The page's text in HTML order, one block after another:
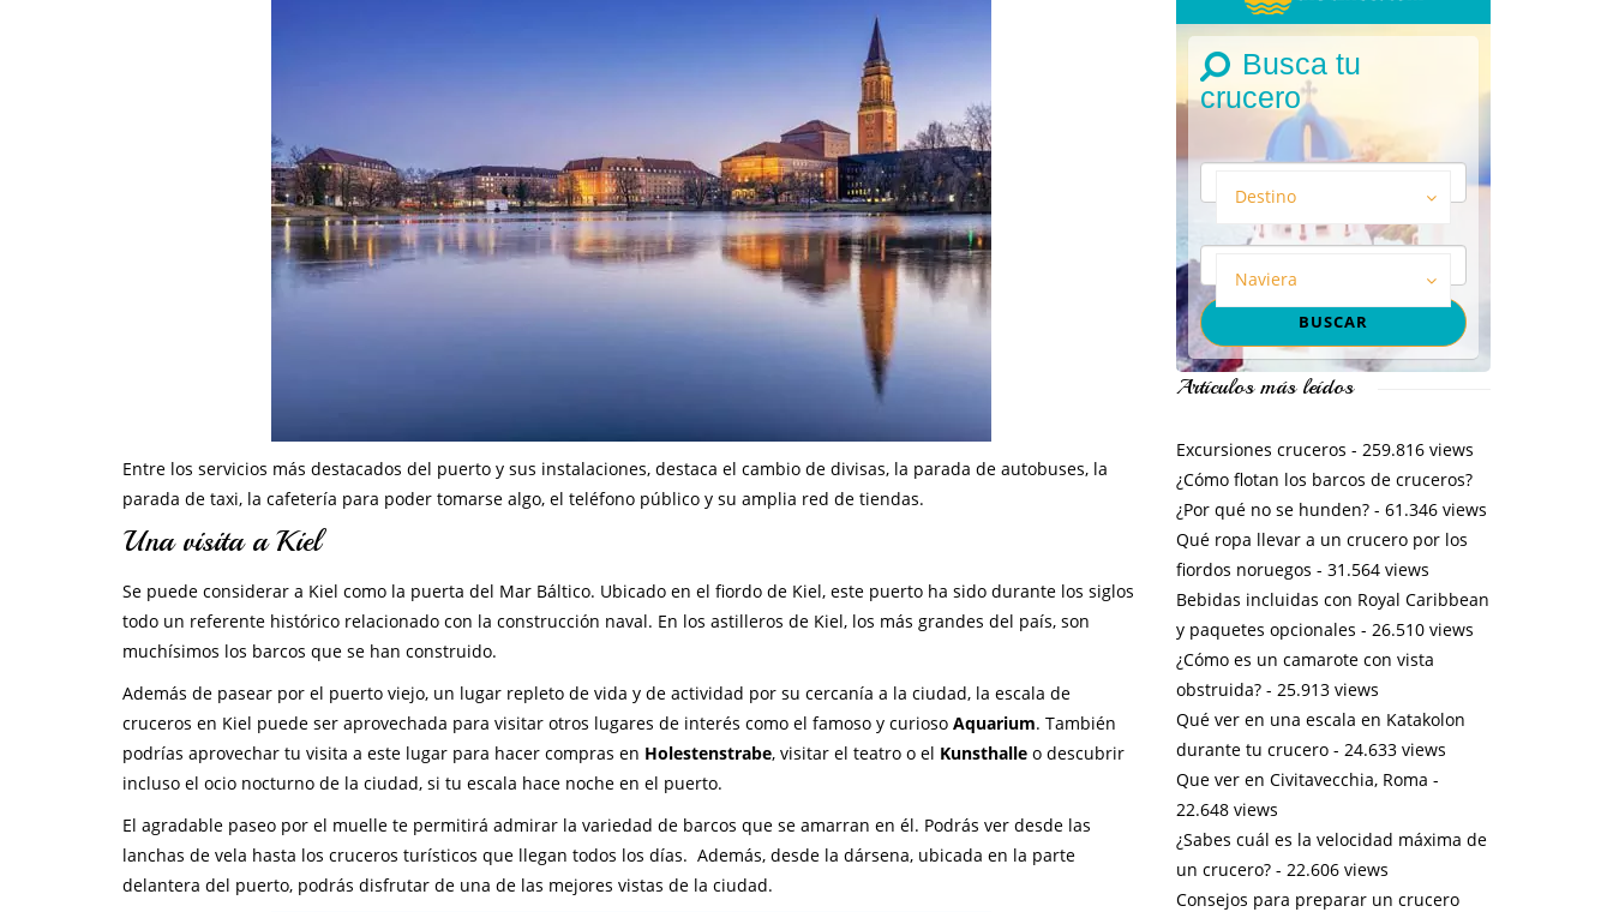
Entre los servicios más destacados del puerto y sus instalaciones, destaca el cambio de divisas, la parada de autobuses, la
parada de taxi, la cafetería para poder tomarse algo, el teléfono público y su amplia red de tiendas.
Una visita a Kiel
Se puede considerar a Kiel como la puerta del Mar Báltico. Ubicado en el fiordo de Kiel, este puerto ha sido durante los siglos
todo un referente histórico relacionado con la construcción naval. En los astilleros de Kiel, los más grandes del país, son
muchísimos los barcos que se han construido.
Además de pasear por el puerto viejo, un lugar repleto de vida y de actividad por su cercanía a la ciudad, la escala de
cruceros en Kiel puede ser aprovechada para visitar otros lugares de interés como el famoso y curioso Aquarium. También
podrías aprovechar tu visita a este lugar para hacer compras en Holestenstrabe, visitar el teatro o el Kunsthalle o descubrir
incluso el ocio nocturno de la ciudad, si tu escala hace noche en el puerto.
El agradable paseo por el muelle te permitirá admirar la variedad de barcos que se amarran en él. Podrás ver desde las
lanchas de vela hasta los cruceros turísticos que llegan todos los días. Además, desde la dársena, ubicada en la parte
delantera del puerto, podrás disfrutar de una de las mejores vistas de la ciudad.
Busca tu
crucero
Destino
Naviera
Artículos más leídos
Excursiones cruceros - 259.816 views
¿Cómo flotan los barcos de cruceros?
¿Por qué no se hunden?- 61.346 views
Qué ropa llevar a un crucero por los
fiordos noruegos - 31.564 views
Bebidas incluidas con Royal Caribbean
y paquetes opcionales - 26.510 views
¿Cómo es un camarote con vista
obstruida?- 25.913 views
Qué ver en una escala en Katakolon
durante tu crucero- 24.633 views
Que ver en Civitavecchia, Roma -
22.648 views
¿Sabes cuál es la velocidad máxima de
un crucero?- 22.606 views
Consejos para preparar un crucero